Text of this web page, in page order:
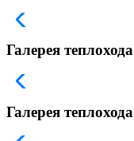
Галерея теплохода
Галерея теплохода